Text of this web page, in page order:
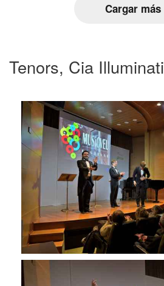
Cargar más
Tenors, Cia Illuminati